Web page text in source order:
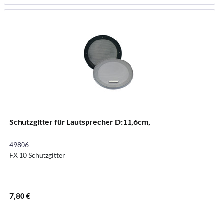
Schutzgitter für Lautsprecher D:11,6cm,
49806
FX 10 Schutzgitter
7,80 €